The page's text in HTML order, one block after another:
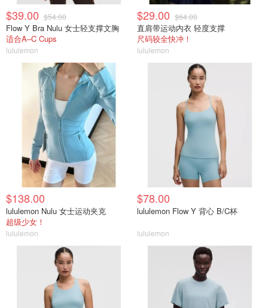
$39.00 $54.00
Flow Y Bra Nulu 女士轻支撑文胸
适合A–C Cups
lululemon
$29.00 $64.00
直肩带运动内衣 轻度支撑
尺码较全快冲！
lululemon
$138.00
lululemon Nulu 女士运动夹克
超级少女！
lululemon
$78.00
lululemon Flow Y 背心 B/C杯
lululemon